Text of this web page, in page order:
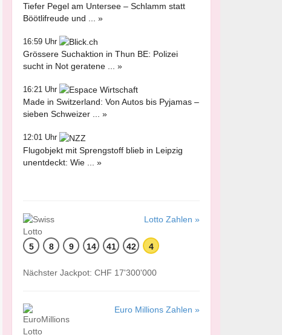
Tiefer Pegel am Untersee – Schlamm statt
Böötlifreude und ... »
16:59 Uhr
Grössere Suchaktion in Thun BE: Polizei
sucht in Not geratene ... »
16:21 Uhr
Made in Switzerland: Von Autos bis Pyjamas –
sieben Schweizer ... »
12:01 Uhr
Flugobjekt mit Sprengstoff blieb in Leipzig
unentdeckt: Wie ... »
Lotto Zahlen »
5 8 9 14 41 42 4
Nächster Jackpot: CHF 17'300'000
Euro Millions Zahlen »